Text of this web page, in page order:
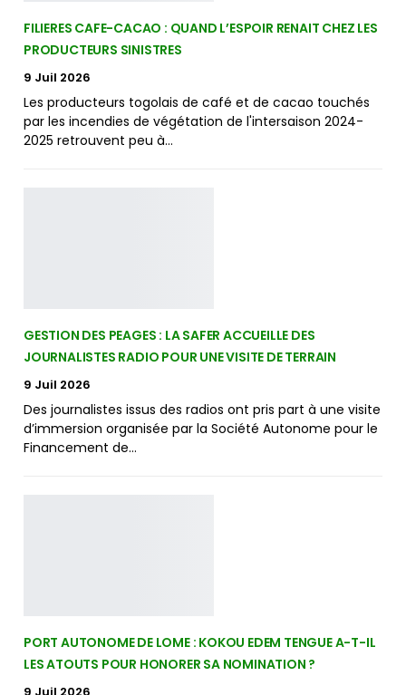
FILIERES CAFE-CACAO : QUAND L’ESPOIR RENAIT CHEZ LES
PRODUCTEURS SINISTRES
9 Juil 2026
Les producteurs togolais de café et de cacao touchés
par les incendies de végétation de l'intersaison 2024-
2025 retrouvent peu à…
GESTION DES PEAGES : LA SAFER ACCUEILLE DES
JOURNALISTES RADIO POUR UNE VISITE DE TERRAIN
9 Juil 2026
Des journalistes issus des radios ont pris part à une visite
d’immersion organisée par la Société Autonome pour le
Financement de…
PORT AUTONOME DE LOME : KOKOU EDEM TENGUE A-T-IL
LES ATOUTS POUR HONORER SA NOMINATION ?